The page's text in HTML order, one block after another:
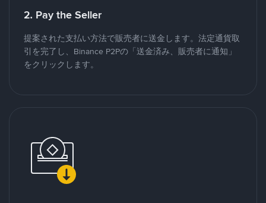
2. Pay the Seller
提案された支払い方法で販売者に送金します。法定通貨取
引を完了し、Binance P2Pの「送金済み、販売者に通知」
をクリックします。